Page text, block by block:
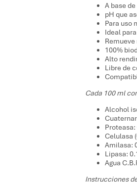
A base
pH que
Para uso
Ideal
100%
Alto
Libre de
Cada 100 ml
Alcohol
Proteasa:
Celulasa
Amilasa:
Lipasa:
Agua
Instrucciones